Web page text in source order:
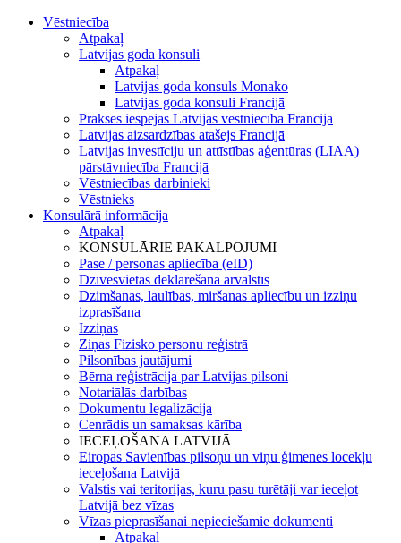
Vēstniecība
Atpakaļ
Latvijas goda konsuli
Atpakaļ
Latvijas goda konsuls Monako
Latvijas goda konsuli Francijā
Prakses iespējas Latvijas vēstniecībā Francijā
Latvijas aizsardzības atašejs Francijā
Latvijas investīciju un attīstības aģentūras (LIAA)
pārstāvniecība Francijā
Vēstniecības darbinieki
Vēstnieks
Konsulārā informācija
Atpakaļ
KONSULĀRIE PAKALPOJUMI
Pase / personas apliecība (eID)
Dzīvesvietas deklarēšana ārvalstīs
Dzimšanas, laulības, miršanas apliecību un izziņu
izprasīšana
Izziņas
Ziņas Fizisko personu reģistrā
Pilsonības jautājumi
Bērna reģistrācija par Latvijas pilsoni
Notariālās darbības
Dokumentu legalizācija
Cenrādis un samaksas kārība
IECEĻOŠANA LATVIJĀ
Eiropas Savienības pilsoņu un viņu ģimenes locekļu
ieceļošana Latvijā
Valstis vai teritorijas, kuru pasu turētāji var ieceļot
Latvijā bez vīzas
Vīzas pieprasīšanai nepieciešamie dokumenti
Atpakaļ